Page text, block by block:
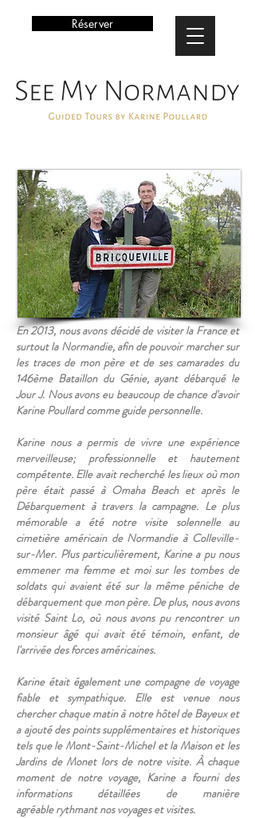
Réserver
En 2013, nous avons décidé de visiter la France et
surtout la Normandie, afin de pouvoir marcher sur
les traces de mon père et de ses camarades du
146ème Bataillon du Génie, ayant débarqué le
Jour J. Nous avons eu beaucoup de chance d'avoir
Karine Poullard comme guide personnelle.
Karine nous a permis de vivre une expérience
merveilleuse; professionnelle et hautement
compétente. Elle avait recherché les lieux où mon
père était passé à Omaha Beach et après le
Débarquement à travers la campagne. Le plus
mémorable a été notre visite solennelle au
cimetière américain de Normandie à Colleville-
sur-Mer. Plus particulièrement, Karine a pu nous
emmener ma femme et moi sur les tombes de
soldats qui avaient été sur la même péniche de
débarquement que mon père. De plus, nous avons
visité Saint Lo, où nous avons pu rencontrer un
monsieur âgé qui avait été témoin, enfant, de
l'arrivée des forces américaines.
Karine était également une compagne de voyage
fiable et sympathique. Elle est venue nous
chercher chaque matin à notre hôtel de Bayeux et
a ajouté des points supplémentaires et historiques
tels que le Mont-Saint-Michel et la Maison et les
Jardins de Monet lors de notre visite. À chaque
moment de notre voyage, Karine a fourni des
informations détaillées de manière
agréable rythmant nos voyages et visites.